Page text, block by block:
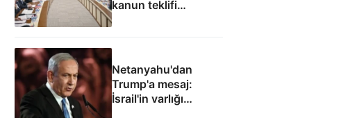
kanun teklifi
komisyondan geçti
Netanyahu'dan
Trump'a mesaj:
İsrail'in varlığı